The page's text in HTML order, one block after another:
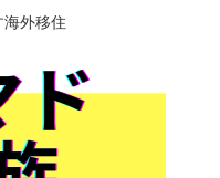
外移住